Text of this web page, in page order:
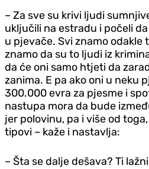
– Za sve su krivi ljudi
uključili na estradu i počeli
u pjevače. Svi znamo odakle
znamo da su to ljudi iz
da će oni samo htjeti da
zanima. E pa ako oni u neku
300.000 evra za pjesme i
nastupa mora da bude
jer polovinu, pa i više od
tipovi – kaže i nastavlja:
– Šta se dalje dešava? Ti